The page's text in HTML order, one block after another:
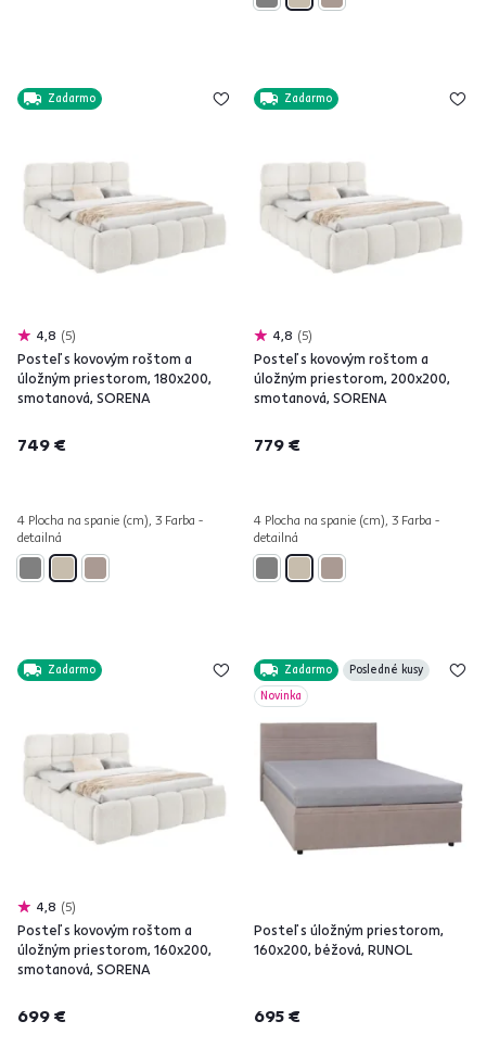
Zadarmo
4,8 5
Posteľ s kovovým roštom a
úložným priestorom, 180x200,
smotanová, SORENA
749 €
4 Plocha na spanie (cm), 3 Farba -
detailná
Zadarmo
4,8 5
Posteľ s kovovým roštom a
úložným priestorom, 200x200,
smotanová, SORENA
779 €
4 Plocha na spanie (cm), 3 Farba -
detailná
Zadarmo
4,8 5
Posteľ s kovovým roštom a
úložným priestorom, 160x200,
smotanová, SORENA
699 €
Zadarmo
Posledné kusy
Novinka
Posteľ s úložným priestorom,
160x200, béžová, RUNOL
695 €